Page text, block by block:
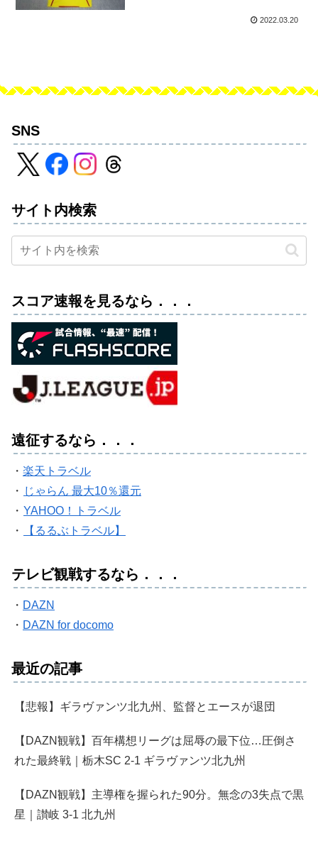
2022.03.20
SNS
サイト内検索
スコア速報を見るなら．．．
遠征するなら．．．
・ 楽天トラベル
・ じゃらん 最大10％還元
・ YAHOO！トラベル
・
【るるぶトラベル】
テレビ観戦するなら．．．
・ DAZN
・ DAZN for docomo
最近の記事
【悲報】ギラヴァンツ北九州、監督とエースが退団
【DAZN観戦】百年構想リーグは屈辱の最下位…圧倒さ
れた最終戦｜栃木SC 2-1 ギラヴァンツ北九州
【DAZN観戦】主導権を握られた90分。無念の3失点で黒
星｜讃岐 3-1 北九州